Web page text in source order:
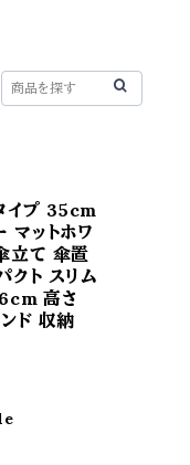
イプ 35cm
マットホワ
立て 傘置
ト スリム
高さ
ド 収納